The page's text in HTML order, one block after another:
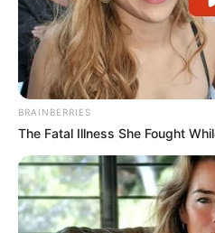
BRAINBERRIES
The Fatal Illness She Fought